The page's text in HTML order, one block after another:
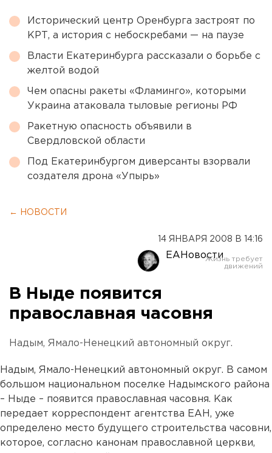
Исторический центр Оренбурга застроят по
КРТ, а история с небоскребами — на паузе
Власти Екатеринбурга рассказали о борьбе с
желтой водой
Чем опасны ракеты «Фламинго», которыми
Украина атаковала тыловые регионы РФ
Ракетную опасность объявили в
Свердловской области
Под Екатеринбургом диверсанты взорвали
создателя дрона «Упырь»
← НОВОСТИ
14 ЯНВАРЯ 2008 В 14:16
ЕАНовости
В Ныде появится
православная часовня
Надым, Ямало-Ненецкий автономный округ.
Надым, Ямало-Ненецкий автономный округ. В самом
большом национальном поселке Надымского района
– Ныде – появится православная часовня. Как
передает корреспондент агентства ЕАН, уже
определено место будущего строительства часовни,
которое, согласно канонам православной церкви,